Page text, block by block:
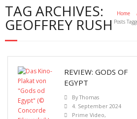
TAG ARCHIVES:
GEOFFREY RUSH
Home
Posts
REVIEW: GODS OF
EGYPT
ByThomas
4. September 2024
Prime Video,